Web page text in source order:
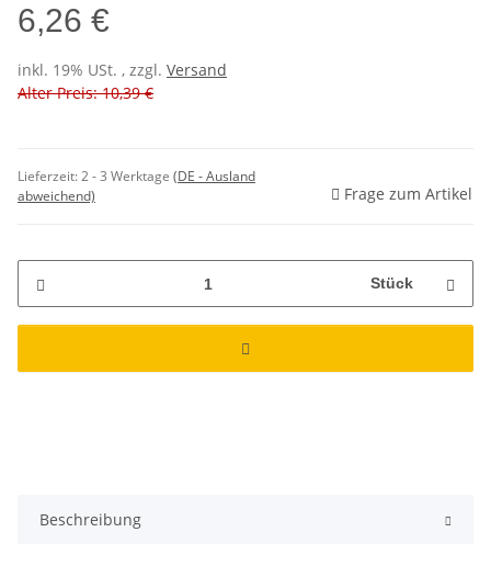
6,26 €
inkl. 19% USt. , zzgl. Versand
Alter Preis: 10,39 €
Lieferzeit:2 - 3 Werktage (DE - Ausland
abweichend)
Frage zum Artikel
Stück
Beschreibung